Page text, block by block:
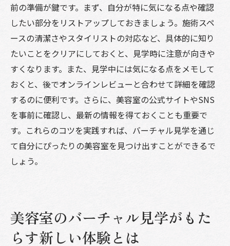
前の準備が鍵です。まず、自分が特に気になる点や確認
したい部分をリストアップしておきましょう。施術スペ
ースの清潔さやスタイリストの対応など、具体的に知り
たいことをクリアにしておくと、見学時に注意が向きや
すくなります。また、見学中には気になる点をメモして
おくと、後でオンラインレビューと合わせて詳細を確認
するのに便利です。さらに、美容室の公式サイトやSNS
を事前に確認し、最新の情報を得ておくことも重要で
す。これらのコツを実践すれば、バーチャル見学を通じ
て自分にぴったりの美容室を見つけ出すことができるで
しょう。
美容室のバーチャル見学がもた
らす新しい体験とは